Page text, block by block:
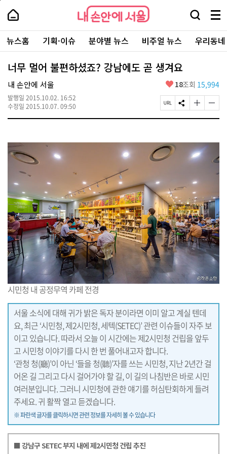
본
로
가
내
손
안
에
서
울
-
서
울
시
대
표
소
털
내
손
에
울
검
창
열
기
메
뉴
전
체
보
주
요
서
뉴스홈 기획·이슈 분야별 뉴스 비주얼 뉴스 우리동
너무 멀어 불편하셨죠? 강남에도 곧 생겨요
내 손안에 서울
발행일 2015.10.02. 16:52
수정일 2015.10.07. 09:50
좋
요
18조회 15,994
페
이
R
L
복
S
N
유
하
글
자
크
게
변
경
기
글
자
작
변
경
하
시민청 내 공정무역 카페 전경
서울 소식에 대해 귀가 밝은 독자 분이라면 이미 알고 계실 텐데
요, 최근 ‘시민청, 제2시민청, 세텍(SETEC)’ 관련 이슈들이 자주 보
이고 있습니다. 따라서 오늘 이 시간에는 제2시민청 건립을 앞두
고 시민청 이야기를 다시 한 번 풀어내고자 합니다.
‘관청 청(廳)’이 아닌 ‘들을 청(聽)’자를 쓰는 시민청, 지난 2년간 걸
어온 길 그리고 다시 걸어가야 할 길, 이 길의 나침반은 바로 시민
여러분입니다. 그러니 시민청에 관한 얘기를 허심탄회하게 들려
주세요. 귀 활짝 열고 듣겠습니다.
※ 파란색 글자를 클릭하시면 관련 정보를 자세히 볼 수 있습니다
■ 강남구 SETEC 부지 내에 제2시민청 건립 추진
페
상
단
로